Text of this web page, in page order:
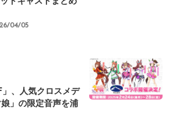
04/05
、人気クロスメデ
」の限定音声を浦